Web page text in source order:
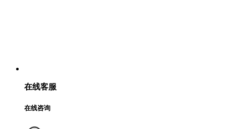
在线客服
在线咨询